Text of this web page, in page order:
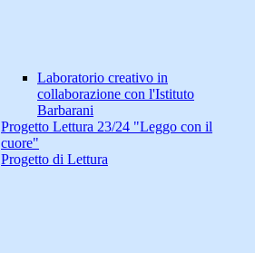
Laboratorio creativo in
collaborazione con l'Istituto
Barbarani
Progetto Lettura 23/24 "Leggo con il
cuore"
Progetto di Lettura